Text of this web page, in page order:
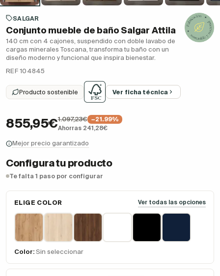
SALGAR
Conjunto mueble de baño Salgar Attila
140 cm con 4 cajones, suspendido con doble lavabo de
cargas minerales Toscana, transforma tu baño con un
diseño moderno y funcional que inspira bienestar.
REF 104845
Producto sostenible Ver ficha técnica
855,95€1.097,23€
−21.99%
Ahorras 241,28€
Mejor precio garantizado
Configura tu producto
Te falta 1 paso por configurar
ELIGE COLOR Ver todas las opciones
Color: Sin seleccionar